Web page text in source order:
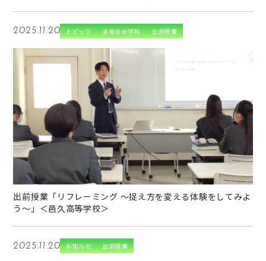
2025.11.20 トピック 未来社会学科 出前授業
出前授業「リフレーミング ～捉え方を変える体験をしてみよ
う～」＜邑久高等学校＞
→
2025.11.20 お知らせ 出前授業